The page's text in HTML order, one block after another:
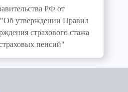
РФ от
утверждении Правил
страхового стажа
пенсий"